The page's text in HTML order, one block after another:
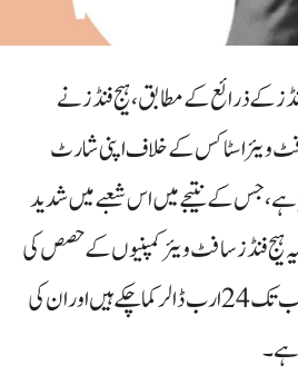
کے ذرائع کے مطابق، ہیج فنڈز نے
میں سافٹ ویئر اسٹاکس کے خلاف اپنی شارٹ
ہے، جس کے نتیجے میں اس شعبے میں شدید
فنڈز سافٹ ویئر کمپنیوں کے حصص کی
قیمتوں میں کمی پر شرط لگا کر اب تک 24 ارب ڈالر کما چکے ہیں اور ان کی
ہے۔